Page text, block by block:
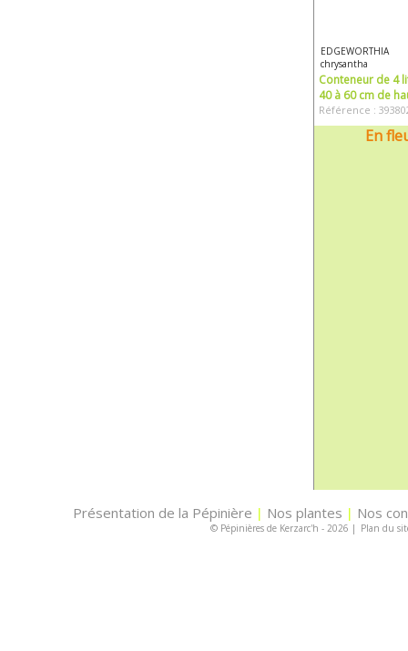
EDGEWORTHIA
chrysantha
Conteneur de 4
40 à 60 cm de
Référence :
En
Présentation de la Pépinière | Nos plantes | Nos
© Pépinières de Kerzarc'h - 2026 | Plan du